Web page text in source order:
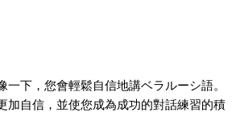
下，您會輕鬆自信地講ベラルーシ語。
加自信，並使您成為成功的對話練習的積